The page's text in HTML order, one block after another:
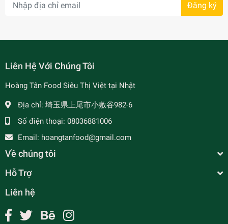
- 7% Đăng ký
Liên Hệ Với Chúng Tôi
Hoàng Tân Food Siêu Thị Việt tại Nhật
Địa chỉ: 埼玉県上尾市小敷谷982-6
Số điện thoại: 08036881006
Email: hoangtanfood@gmail.com
Về chúng tôi
Hỗ Trợ
Liên hệ
undefined